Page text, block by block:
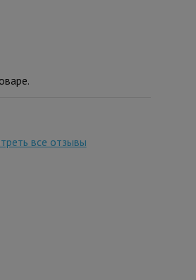
все отзывы